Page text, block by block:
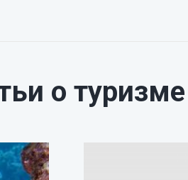
о туризме